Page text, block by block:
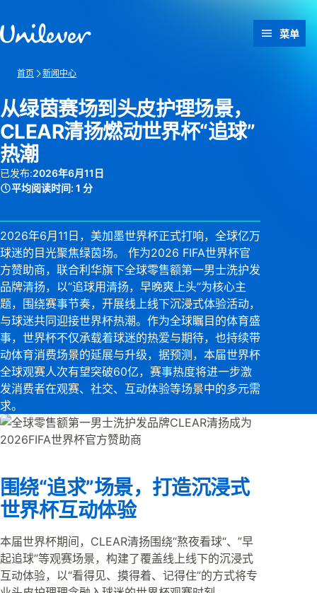
菜单
首页 新闻中心
从绿茵赛场到头皮护理场景，
CLEAR清扬燃动世界杯“追球”
热潮
已发布:2026年6月11日
平均阅读时间: 1 分
2026年6月11日，美加墨世界杯正式打响，全球亿万
球迷的目光聚焦绿茵场。 作为2026 FIFA世界杯官
方赞助商，联合利华旗下全球零售额第一男士洗护发
品牌清扬，以“追球用清扬，早晚爽上头”为核心主
题，围绕赛事节奏，开展线上线下沉浸式体验活动，
与球迷共同迎接世界杯热潮。作为全球瞩目的体育盛
事，世界杯不仅承载着球迷的热爱与期待，也持续带
动体育消费场景的延展与升级，据预测，本届世界杯
全球观赛人次有望突破60亿，赛事热度将进一步激
发消费者在观赛、社交、互动体验等场景中的多元需
求。
围绕“追求”场景，打造沉浸式
世界杯互动体验
本届世界杯期间，CLEAR清扬围绕“熬夜看球“、”早
起追球”等观赛场景，构建了覆盖线上线下的沉浸式
互动体验，以“看得见、摸得着、记得住”的方式将专